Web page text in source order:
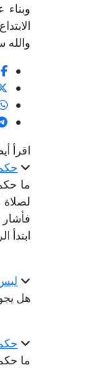
والله
اقرأ
ما
لصلاة
هل
ما